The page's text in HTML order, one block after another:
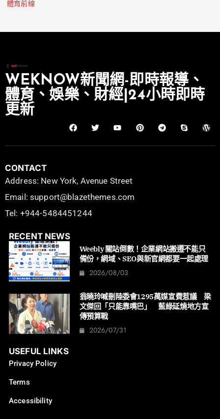
體育前線
WEKNOW新聞網-即時報導、
體育、娛樂、財經|24小時即時
更新
CONTACT
Address: New York, Avenue Street
Email: support@blazethemes.com
Tel: +944-5484451244
RECENT NEWS
Weebly 關站倒數！企業網站搬遷不能只
備份，網域、SEO與新官網都要一起處理
2026/08/03
翁曉玲喊刪陸委會1295萬媒宣費惹議 梁
文傑回「只能靠嘴巴」 藍綠延燒地方宣
傳預算戰
2026/07/31
USEFUL LINKS
Privacy Policy
Terms
Accessibility